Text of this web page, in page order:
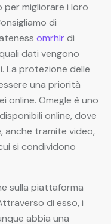
per migliorare i loro
di
omrhlrdi
dati vengono
La protezione delle
una priorità
online. Omegle è uno
online, dove
anche tramite video,
si condividono
sulla piattaforma
di esso, i
abbia una